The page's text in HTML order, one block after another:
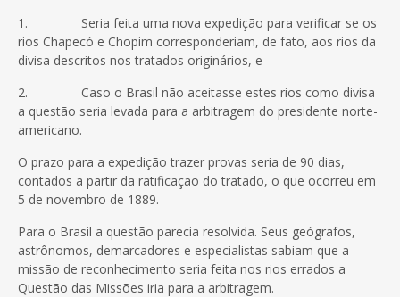
1. Seria feita uma nova expedição para verificar se os
rios Chapecó e Chopim corresponderiam, de fato, aos rios da
divisa descritos nos tratados originários, e
2. Caso o Brasil não aceitasse estes rios como divisa
a questão seria levada para a arbitragem do presidente norte-
americano.
O prazo para a expedição trazer provas seria de 90 dias,
contados a partir da ratificação do tratado, o que ocorreu em
5 de novembro de 1889.
Para o Brasil a questão parecia resolvida. Seus geógrafos,
astrônomos, demarcadores e especialistas sabiam que a
missão de reconhecimento seria feita nos rios errados a
Questão das Missões iria para a arbitragem.